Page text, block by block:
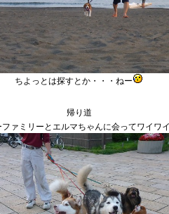
ちよっとは探すとか・・・ねー
帰り道
ファミリーとエルマちゃんに会ってワイワ